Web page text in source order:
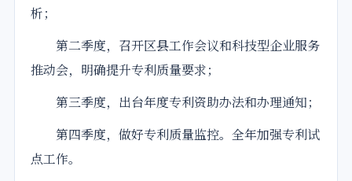
析；
第二季度，召开区县工作会议和科技型企业服务
推动会，明确提升专利质量要求；
第三季度，出台年度专利资助办法和办理通知；
第四季度，做好专利质量监控。全年加强专利试
点工作。